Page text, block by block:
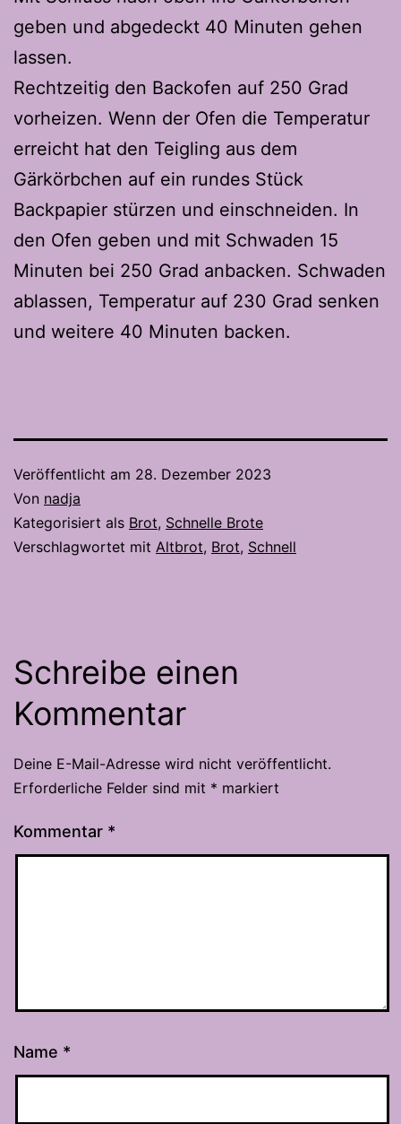
geben und abgedeckt 40 Minuten gehen
lassen.
Rechtzeitig den Backofen auf 250 Grad
vorheizen. Wenn der Ofen die Temperatur
erreicht hat den Teigling aus dem
Gärkörbchen auf ein rundes Stück
Backpapier stürzen und einschneiden. In
den Ofen geben und mit Schwaden 15
Minuten bei 250 Grad anbacken. Schwaden
ablassen, Temperatur auf 230 Grad senken
und weitere 40 Minuten backen.
Veröffentlicht am 28. Dezember 2023
Von nadja
Kategorisiert als Brot, Schnelle Brote
Verschlagwortet mit Altbrot, Brot, Schnell
Schreibe einen
Kommentar
Deine E-Mail-Adresse wird nicht veröffentlicht.
Erforderliche Felder sind mit * markiert
Kommentar *
Name *